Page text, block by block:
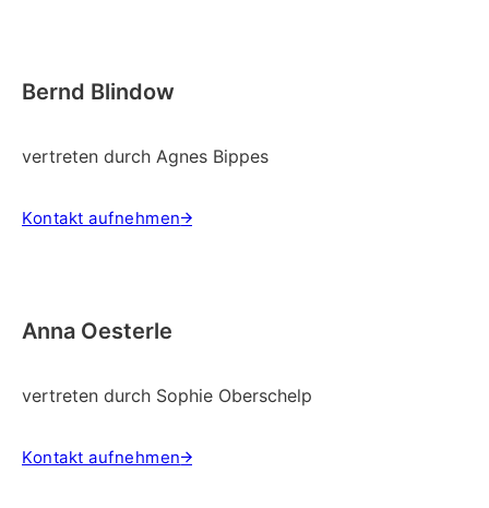
Bernd Blindow
vertreten durch Agnes Bippes
Kontakt aufnehmen
Anna Oesterle
vertreten durch Sophie Oberschelp
Kontakt aufnehmen